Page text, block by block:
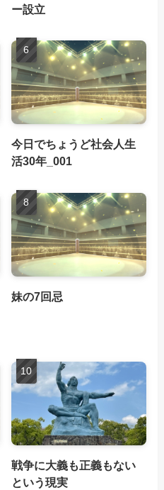
ー設立
今日でちょうど社会人生
活30年_001
妹の7回忌
戦争に大義も正義もない
という現実